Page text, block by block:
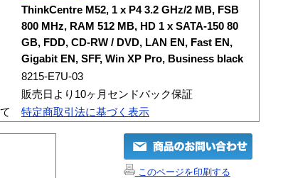
ThinkCentre M52, 1 x P4 3.2 GHz/2 MB, FSB
800 MHz, RAM 512 MB, HD 1 x SATA-150 80
GB, FDD, CD-RW / DVD, LAN EN, Fast EN,
Gigabit EN, SFF, Win XP Pro, Business black
8215-E7U-03
販売日より10ヶ月センドバック保証
特定商取引法に基づく表示
このページを印刷する